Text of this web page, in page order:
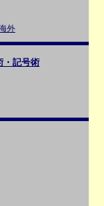
外
・記号術